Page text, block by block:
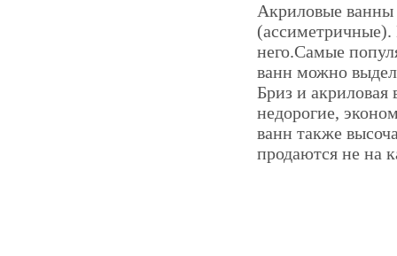
Акриловые ванны
(ассиметричные).
него.Самые
ванн можно
Бриз и акриловая
недорогие,
ванн также
продаются не на